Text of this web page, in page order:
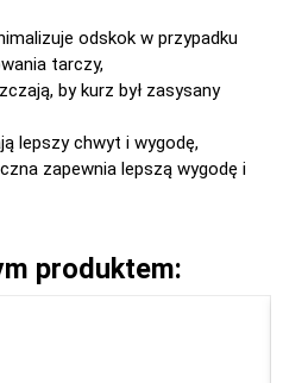
odskok w przypadku
tarczy,
by kurz był zasysany
lepszy chwyt i wygodę,
zapewnia lepszą wygodę i
produktem: